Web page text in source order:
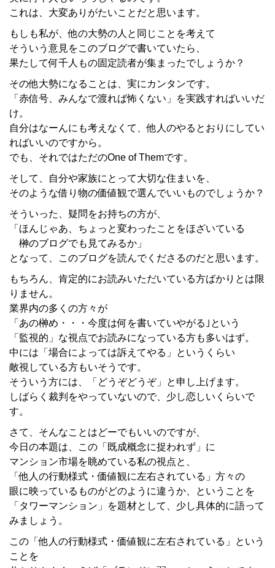
これは、大変ありがたいことだと思います。
もしも私が、他の大勢の人と同じことを考えて
そういう意見をこのブログで書いていたら、
果たして何千人もの固定読者が集まったでしょうか？
その他大勢になることは、実にカンタンです。
「赤信号、みんなで渡れば怖くない」を実践すればいいだ
け。
自分はなーんにも考えなくて、他人のやるとおりにしてい
ればいいのですから。
でも、それではただのOne of Themです。
そして、自分や家族にとって大切な住まいを、
そのような借り物の価値観で選んでいいものでしょうか？
そういった、疑問をお持ちの方が、
「ほんじゃあ、ちょっと変わったことをほざいている
榊のブログでも見てみるか」
となって、このブログを読んでくださるのだと思います。
もちろん、肯定的にお読みいただいている方ばかりとは限
りません。
業界内の多くの方々が
「あの榊め・・・今度は何を書いていやがる｣という
「監視的」な視点でお読みになっている方も多いはず。
中には「場合によっては訴えてやる」というくらい
敵視している方もいそうです。
そういう方には、「どうぞどうぞ」と申し上げます。
しばらく裁判をやっていないので、少し恋しいくらいで
す。
さて、そんなことはどーでもいいのですが、
今日の本題は、この「既成概念に捉われず」に
マンション市場を眺めている私の視点と、
「他人の行動様式・価値観に左右されている」方々の
眼に映っているものがどのように違うか、ということを
「タワーマンション」を題材として、少し具体的に語って
みましょう。
この「他人の行動様式・価値観に左右されている」という
ことを